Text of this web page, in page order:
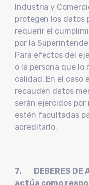
Industria y
protegen los datos
requerir el
por la
Para efectos del
o la persona que lo
calidad. En el caso
recauden datos
serán ejercidos por
estén facultadas
acreditarlo.
7. DEBERES DE
actúa como